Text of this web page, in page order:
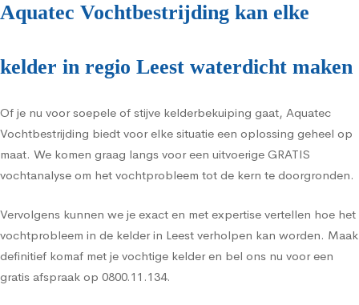
Aquatec Vochtbestrijding kan elke
kelder in regio Leest waterdicht maken
Of je nu voor soepele of stijve kelderbekuiping gaat, Aquatec
Vochtbestrijding biedt voor elke situatie een oplossing geheel op
maat. We komen graag langs voor een uitvoerige GRATIS
vochtanalyse om het vochtprobleem tot de kern te doorgronden.
Vervolgens kunnen we je exact en met expertise vertellen hoe het
vochtprobleem in de kelder in Leest verholpen kan worden. Maak
definitief komaf met je vochtige kelder en bel ons nu voor een
gratis afspraak op 0800.11.134.